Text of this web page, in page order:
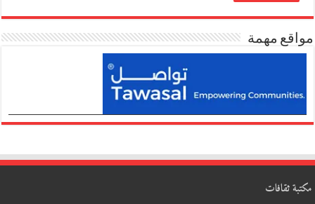
مواقع مهمة
مكتبة ثقافات